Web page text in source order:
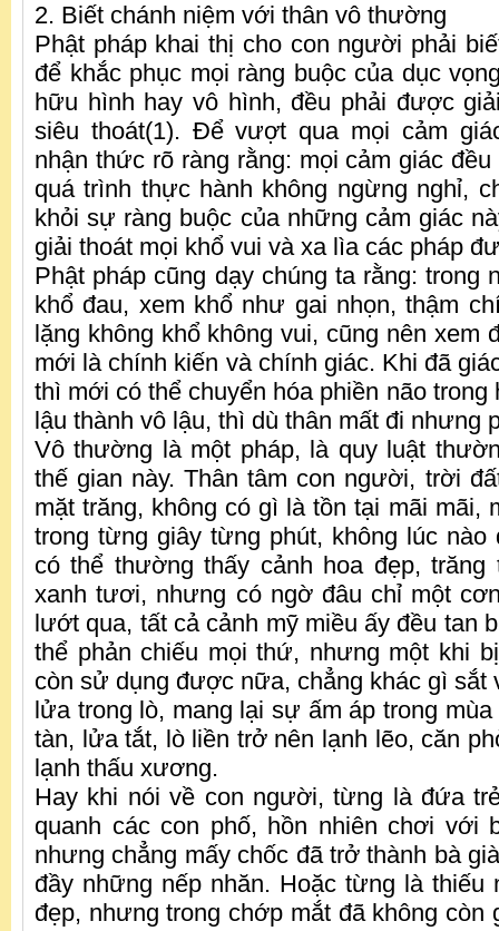
2. Biết chánh niệm với thân vô thường
Phật pháp khai thị cho con người phải
để khắc phục mọi ràng buộc của dục
hữu hình hay vô hình, đều phải được
siêu thoát(1). Để vượt qua mọi cảm
nhận thức rõ ràng rằng: mọi cảm giác
quá trình thực hành không ngừng nghỉ,
khỏi sự ràng buộc của những cảm giác
giải thoát mọi khổ vui và xa lìa các pháp
Phật pháp cũng dạy chúng ta rằng: trong
khổ đau, xem khổ như gai nhọn, thậm
lặng không khổ không vui, cũng nên xem
mới là chính kiến và chính giác. Khi đã
thì mới có thể chuyển hóa phiền não trong
lậu thành vô lậu, thì dù thân mất đi nhưng
Vô thường là một pháp, là quy luật
thế gian này. Thân tâm con người, trời
mặt trăng, không có gì là tồn tại mãi mãi,
trong từng giây từng phút, không lúc
có thể thường thấy cảnh hoa đẹp, trăng
xanh tươi, nhưng có ngờ đâu chỉ một
lướt qua, tất cả cảnh mỹ miều ấy đều tan
thể phản chiếu mọi thứ, nhưng một khi
còn sử dụng được nữa, chẳng khác gì sắt
lửa trong lò, mang lại sự ấm áp trong
tàn, lửa tắt, lò liền trở nên lạnh lẽo, căn
lạnh thấu xương.
Hay khi nói về con người, từng là đứa
quanh các con phố, hồn nhiên chơi với
nhưng chẳng mấy chốc đã trở thành bà
đầy những nếp nhăn. Hoặc từng là thiếu
đẹp, nhưng trong chớp mắt đã không còn